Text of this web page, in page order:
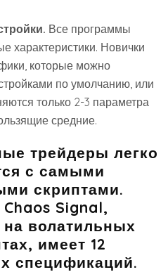
Все программы
характеристики. Новички
которые можно
по умолчанию, или
только 2-3 параметра
средние.
трейдеры легко
с самыми
скриптами.
Signal,
волатильных
имеет 12
спецификаций.